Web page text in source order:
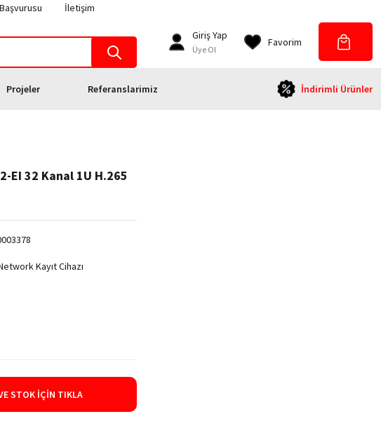
İletişim
Giriş Yap
Üye Ol
Favorim
Projeler Referanslarimiz İndirimli Ürünler
EI 32 Kanal 1U H.265
Kayıt Cihazı
STOK İÇIN TIKLA